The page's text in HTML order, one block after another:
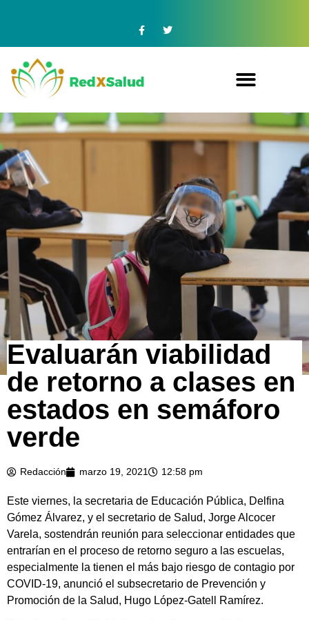
Evaluarán viabilidad
de retorno a clases en
estados en semáforo
verde
Redacción marzo 19, 2021 12:58 pm
Este viernes, la secretaria de Educación Pública, Delfina
Gómez Álvarez, y el secretario de Salud, Jorge Alcocer
Varela, sostendrán reunión para seleccionar entidades que
entrarían en el proceso de retorno seguro a las escuelas,
especialmente la tienen el más bajo riesgo de contagio por
COVID-19, anunció el subsecretario de Prevención y
Promoción de la Salud, Hugo López-Gatell Ramírez.